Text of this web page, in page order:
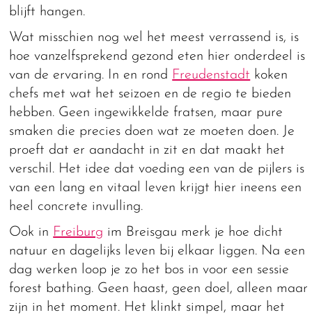
blijft hangen.
Wat misschien nog wel het meest verrassend is, is
hoe vanzelfsprekend gezond eten hier onderdeel is
van de ervaring. In en rond Freudenstadt koken
chefs met wat het seizoen en de regio te bieden
hebben. Geen ingewikkelde fratsen, maar pure
smaken die precies doen wat ze moeten doen. Je
proeft dat er aandacht in zit en dat maakt het
verschil. Het idee dat voeding een van de pijlers is
van een lang en vitaal leven krijgt hier ineens een
heel concrete invulling.
Ook in Freiburg im Breisgau merk je hoe dicht
natuur en dagelijks leven bij elkaar liggen. Na een
dag werken loop je zo het bos in voor een sessie
forest bathing. Geen haast, geen doel, alleen maar
zijn in het moment. Het klinkt simpel, maar het